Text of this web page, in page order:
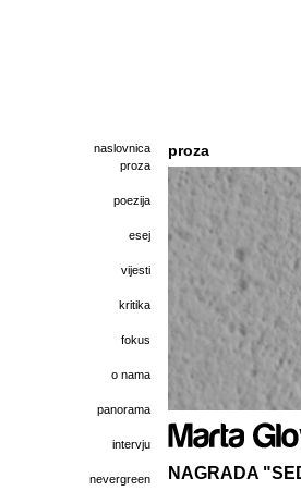
naslovnica
proza
poezija
esej
vijesti
kritika
fokus
o nama
panorama
intervju
nevergreen
proza
NAGRADA